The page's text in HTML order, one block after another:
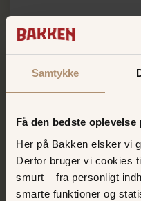
Samtykke
Få den bedste oplevelse
Her på Bakken elsker vi
Derfor bruger vi cookies
smurt – fra personligt
smarte funktioner og